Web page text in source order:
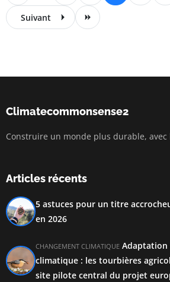
Suivant
Climatecommonsense2
Construire un monde plus durable, avec
Articles récents
5 astuces pour un titre
en 2026
CHANGEMENT CLIMATIQUE Adaptation
climatique : les tourbières
site pilote central du projet